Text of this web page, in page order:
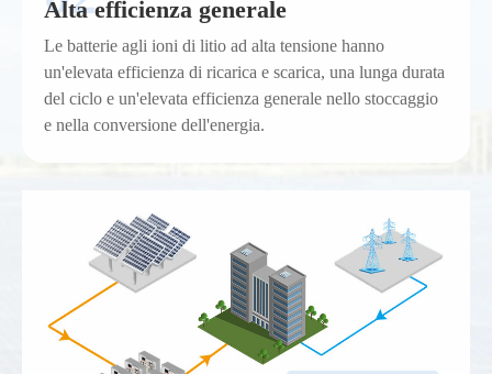
Alta efficienza generale
Le batterie agli ioni di litio ad alta tensione hanno
un'elevata efficienza di ricarica e scarica, una lunga durata
del ciclo e un'elevata efficienza generale nello stoccaggio
e nella conversione dell'energia.